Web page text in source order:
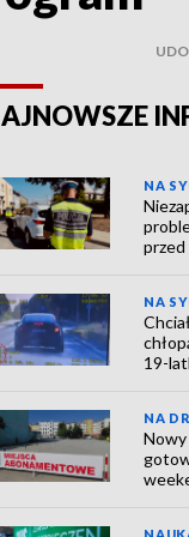
NA
przed
NA
19-
NA